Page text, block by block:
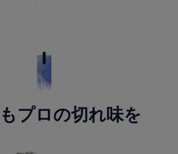
プロの切れ味を